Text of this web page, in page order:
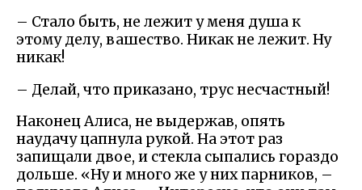
– Стало быть, не лежит у меня душа к
этому делу, вашество. Никак не лежит. Ну
никак!
– Делай, что приказано, трус несчастный!
Наконец Алиса, не выдержав, опять
наудачу цапнула рукой. На этот раз
запищали двое, и стекла сыпались гораздо
дольше. «Ну и много же у них парников, –